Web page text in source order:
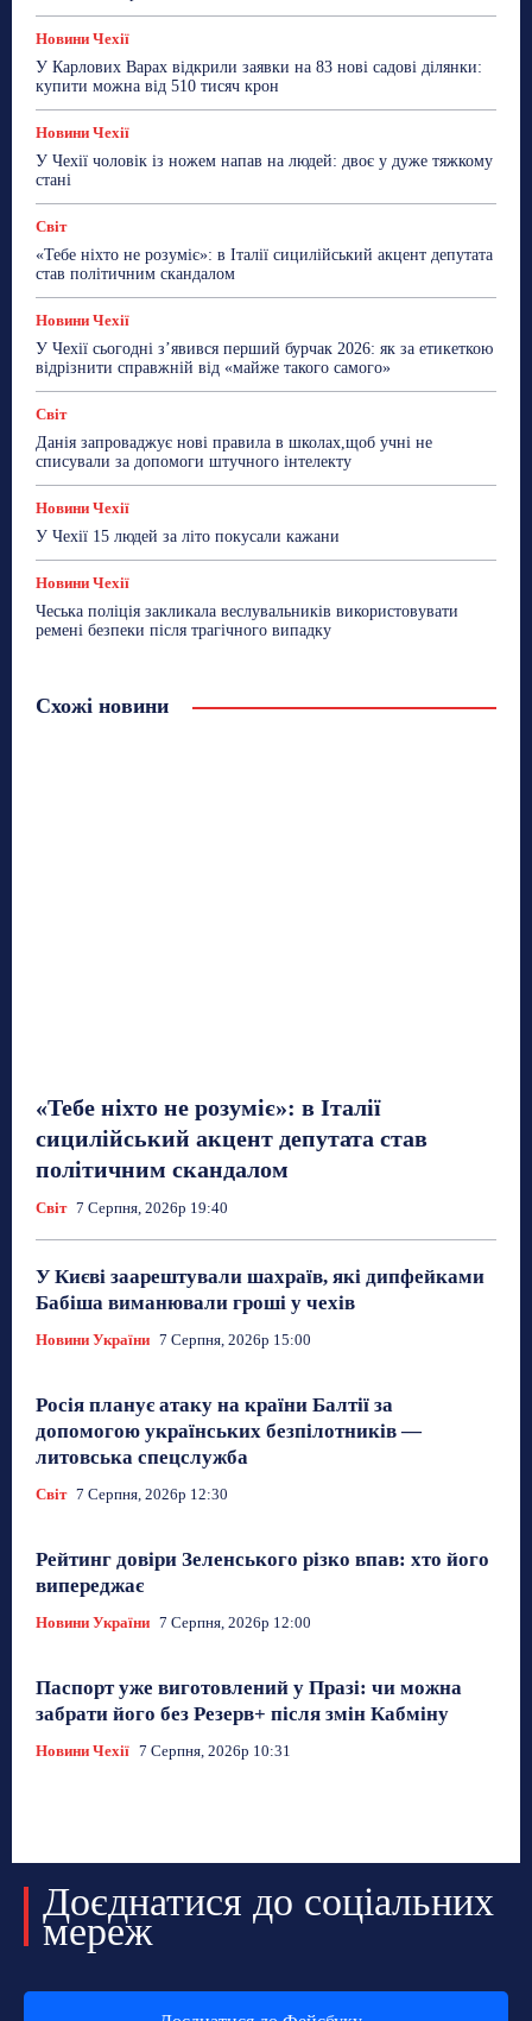
Новини Чехії
У Карлових Варах відкрили заявки на 83 нові садові ділянки:
купити можна від 510 тисяч крон
Новини Чехії
У Чехії чоловік із ножем напав на людей: двоє у дуже тяжкому
стані
Світ
«Тебе ніхто не розуміє»: в Італії сицилійський акцент депутата
став політичним скандалом
Новини Чехії
У Чехії сьогодні з’явився перший бурчак 2026: як за етикеткою
відрізнити справжній від «майже такого самого»
Світ
Данія запроваджує нові правила в школах,щоб учні не
списували за допомоги штучного інтелекту
Новини Чехії
У Чехії 15 людей за літо покусали кажани
Новини Чехії
Чеська поліція закликала веслувальників використовувати
ремені безпеки після трагічного випадку
Схожі новини
«Тебе ніхто не розуміє»: в Італії
сицилійський акцент депутата став
політичним скандалом
Світ 7 Серпня, 2026р 19:40
У Києві заарештували шахраїв, які дипфейками
Бабіша виманювали гроші у чехів
Новини України 7 Серпня, 2026р 15:00
Росія планує атаку на країни Балтії за
допомогою українських безпілотників —
литовська спецслужба
Світ 7 Серпня, 2026р 12:30
Рейтинг довіри Зеленського різко впав: хто його
випереджає
Новини України 7 Серпня, 2026р 12:00
Паспорт уже виготовлений у Празі: чи можна
забрати його без Резерв+ після змін Кабміну
Новини Чехії 7 Серпня, 2026р 10:31
Доєднатися до соціальних
мереж